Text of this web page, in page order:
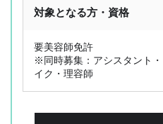
登録フォーム
3分でわかるOL型美容師派遣
ヘアメイク特集
美容師の働き方比較
対象となる方・資格
要美容師免許
※同時募集：アシスタント
イク・理容師